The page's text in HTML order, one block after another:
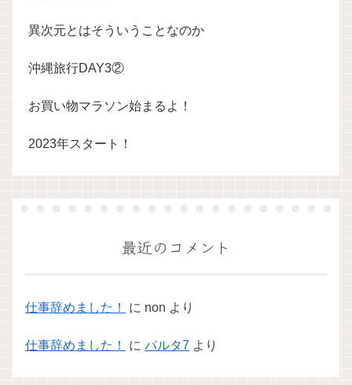
異次元とはそういうことなのか
沖縄旅行DAY3②
お買い物マラソン始まるよ！
2023年スタート！
最近のコメント
仕事辞めました！ に non より
仕事辞めました！ に パルタ7 より